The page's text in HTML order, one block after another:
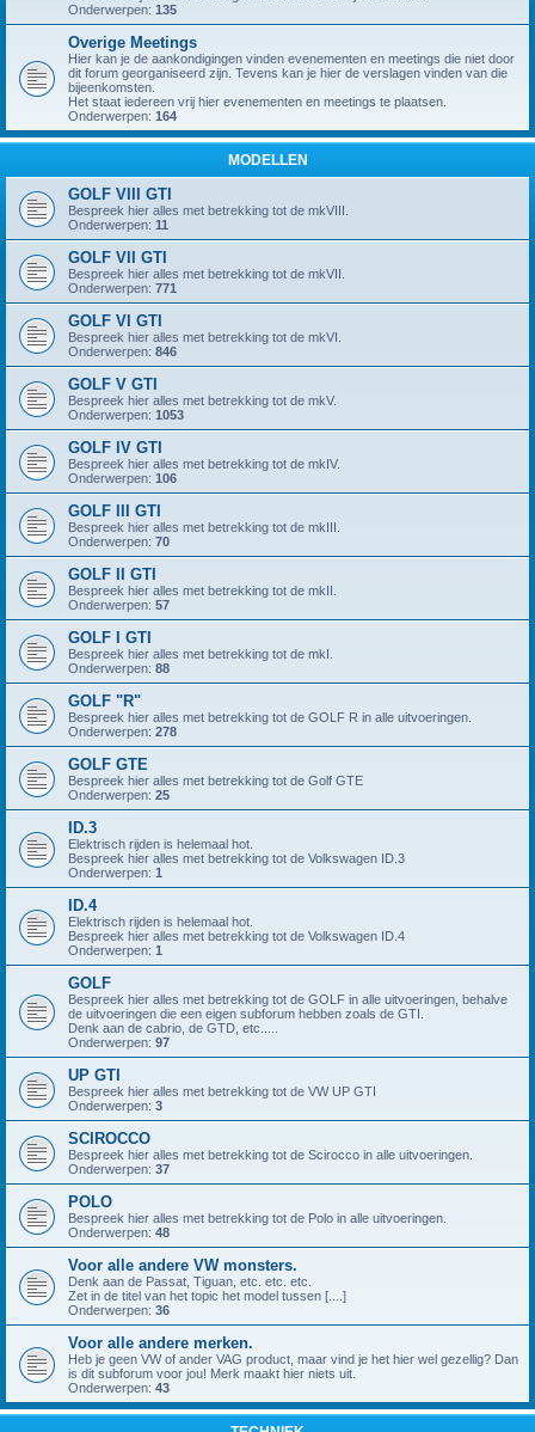
Onderwerpen: 135
Overige Meetings
Hier kan je de aankondigingen vinden evenementen en meetings die niet door
dit forum georganiseerd zijn. Tevens kan je hier de verslagen vinden van die
bijeenkomsten.
Het staat iedereen vrij hier evenementen en meetings te plaatsen.
Onderwerpen: 164
MODELLEN
GOLF VIII GTI
Bespreek hier alles met betrekking tot de mkVIII.
Onderwerpen: 11
GOLF VII GTI
Bespreek hier alles met betrekking tot de mkVII.
Onderwerpen: 771
GOLF VI GTI
Bespreek hier alles met betrekking tot de mkVI.
Onderwerpen: 846
GOLF V GTI
Bespreek hier alles met betrekking tot de mkV.
Onderwerpen: 1053
GOLF IV GTI
Bespreek hier alles met betrekking tot de mkIV.
Onderwerpen: 106
GOLF III GTI
Bespreek hier alles met betrekking tot de mkIII.
Onderwerpen: 70
GOLF II GTI
Bespreek hier alles met betrekking tot de mkII.
Onderwerpen: 57
GOLF I GTI
Bespreek hier alles met betrekking tot de mkI.
Onderwerpen: 88
GOLF "R"
Bespreek hier alles met betrekking tot de GOLF R in alle uitvoeringen.
Onderwerpen: 278
GOLF GTE
Bespreek hier alles met betrekking tot de Golf GTE
Onderwerpen: 25
ID.3
Elektrisch rijden is helemaal hot.
Bespreek hier alles met betrekking tot de Volkswagen ID.3
Onderwerpen: 1
ID.4
Elektrisch rijden is helemaal hot.
Bespreek hier alles met betrekking tot de Volkswagen ID.4
Onderwerpen: 1
GOLF
Bespreek hier alles met betrekking tot de GOLF in alle uitvoeringen, behalve
de uitvoeringen die een eigen subforum hebben zoals de GTI.
Denk aan de cabrio, de GTD, etc.....
Onderwerpen: 97
UP GTI
Bespreek hier alles met betrekking tot de VW UP GTI
Onderwerpen: 3
SCIROCCO
Bespreek hier alles met betrekking tot de Scirocco in alle uitvoeringen.
Onderwerpen: 37
POLO
Bespreek hier alles met betrekking tot de Polo in alle uitvoeringen.
Onderwerpen: 48
Voor alle andere VW monsters.
Denk aan de Passat, Tiguan, etc. etc. etc.
Zet in de titel van het topic het model tussen [....]
Onderwerpen: 36
Voor alle andere merken.
Heb je geen VW of ander VAG product, maar vind je het hier wel gezellig? Dan
is dit subforum voor jou! Merk maakt hier niets uit.
Onderwerpen: 43